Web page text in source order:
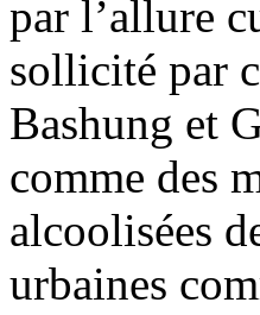
par l’allure
sollicité par
Bashung et
comme des
alcoolisées
urbaines